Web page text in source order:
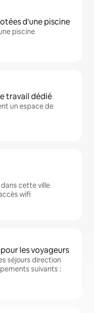
d'une piscine
piscine
travail dédié
un espace de
dans cette ville
wifi
les voyageurs
séjours direction
suivants :